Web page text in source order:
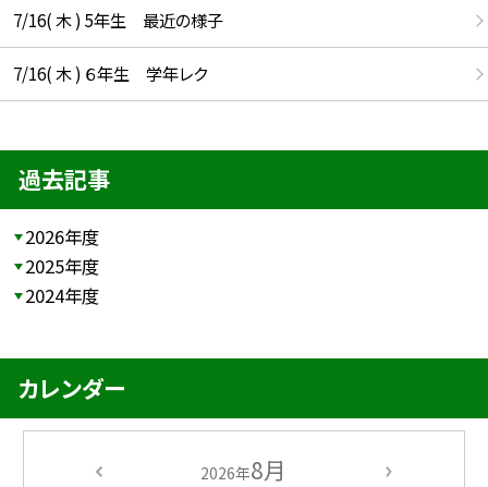
7/16( 木 ) 5年生 最近の様子
7/16( 木 ) ６年生 学年レク
過去記事
2026年度
2025年度
2024年度
カレンダー
2026年8月